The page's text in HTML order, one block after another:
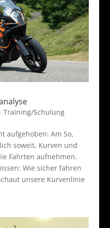
Training/Schulung
aufgehoben: Am So,
soweit, Kurven und
Fahrten aufnehmen.
Wie sicher fahren
unsere Kurvenlinie